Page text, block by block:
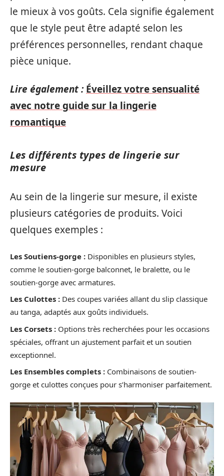
le mieux à vos goûts. Cela signifie également
que le style peut être adapté selon les
préférences personnelles, rendant chaque
pièce unique.
Lire également : Éveillez votre sensualité
avec notre guide sur la lingerie
romantique
Les différents types de lingerie sur
mesure
Au sein de la lingerie sur mesure, il existe
plusieurs catégories de produits. Voici
quelques exemples :
Les Soutiens-gorge : Disponibles en plusieurs styles,
comme le soutien-gorge balconnet, le bralette, ou le
soutien-gorge avec armatures.
Les Culottes : Des coupes variées allant du slip classique
au tanga, adaptés aux goûts individuels.
Les Corsets : Options très recherchées pour les occasions
spéciales, offrant un ajustement parfait et un soutien
exceptionnel.
Les Ensembles complets : Combinaisons de soutien-
gorge et culottes conçues pour s’harmoniser parfaitement.